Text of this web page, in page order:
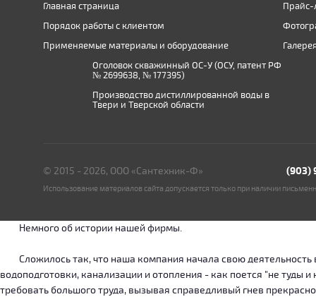
Главная страница
Порядок работы с клиентом
Применяемые материалы и оборудование
Прайс-
Оголовок скважинный ОС-У (ОСУ, патент РФ
№ 2699638, № 177395)
Производство дистиллированной воды в
Твери и Тверской области
© 2015 - 2026, ООО «Сантехник-Ф» (903)
Использование материалов сайта допускается только при наличии
Немного об истории нашей фирмы.
Сложилось так, что наша компания начала свою деятельность
водоподготовки, канализации и отопления - как поется "не
требовать большого труда, вызывая справедливый гнев